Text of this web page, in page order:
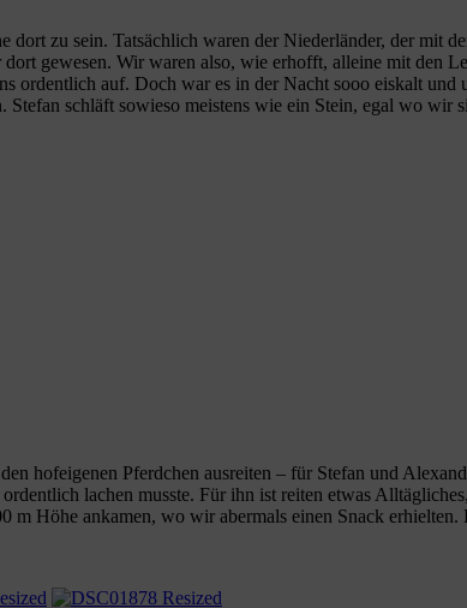
dort zu sein. Tatsächlich waren der Niederländer, der mit
gewesen. Wir waren also, wie erhofft, alleine mit den
ordentlich auf. Doch war es in der Nacht sooo eiskalt
Stefan schläft sowieso meistens wie ein Stein, egal wo wir
hofeigenen Pferdchen ausreiten – für Stefan und
lachen musste. Für ihn ist reiten etwas
m Höhe ankamen, wo wir abermals einen Snack